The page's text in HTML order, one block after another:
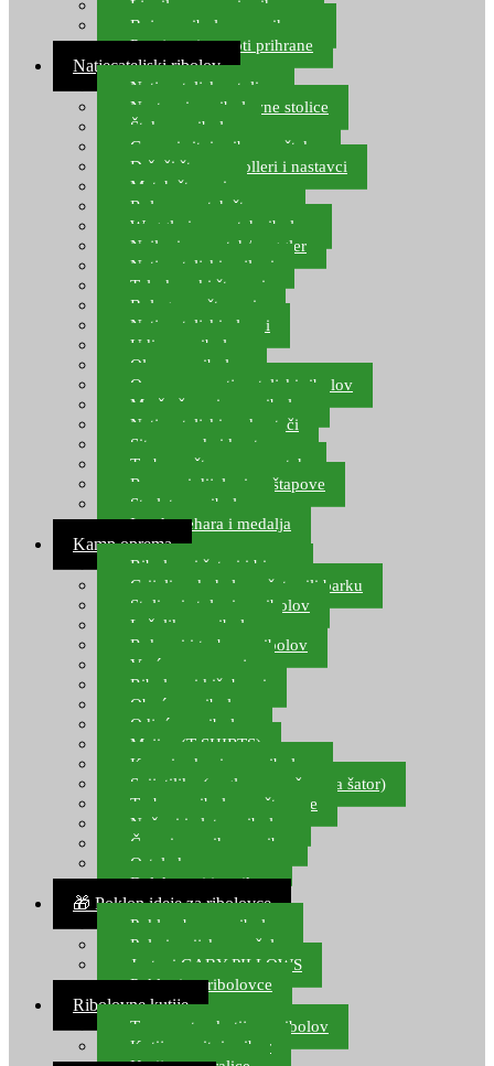
Ljepilo za crve i prihranu
Boje za ribolovnu prihranu
Provjereni recepti prihrane
Natjecateljski ribolov
Natjecateljske stolice
Nastavci za ribolovne stolice
Šteke za ribolov
Gume i sitni pribor za šteku
Držači štapova rolleri i nastavci
Match štapovi
Role za match štapove
Waggleri za match ribolov
Najloni za match/waggler
Natjecateljski najloni
Teleskopski štapovi
Bolognese štapovi
Natjecateljski plovci
Udice za ribolov
Olovo za ribolov
Oprema za natjecateljski ribolov
Mreže čuvarice za ribolov
Natjecateljski podmetači
Sito, posude i kante
Torbe za štapove – match
Rezervni dijelovi za štapove
Starlete za ribolov
Izrada pehara i medalja
Kamp oprema
Ribolovni šatori i bivvy
Grijalice, kuhala za šator ili barku
Stolice i stolovi za ribolov
Ležaljke za ribolov
Ruksaci i torbe za ribolov
Vreće za spavanje
Ribolovni kišobrani
Obuća za ribolov
Odjeća za ribolov
Majice (T-SHIRTS)
Kape i rukavice za ribolov
Svijetiljke (naglavne, ručne, za šator)
Torbe za ribolovne štapove
Noževi i alat za ribolov
Čamci za prihranu ribe
Ostala kamp oprema
Dalekozori i optika
🎁 Poklon ideje za ribolovce
Poklon bon za ribolov
Polarizacijske naočale
Jastuci GABY PILLOWS
Pokloni za ribolovce
Ribolovne kutije
Transportne kutije za ribolov
Kutije za sitni pribor